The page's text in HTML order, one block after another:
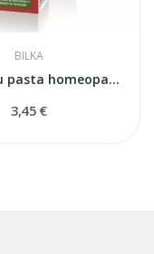
BILKA
Bērnu zobu pasta homeopatīska100%
3,45 €